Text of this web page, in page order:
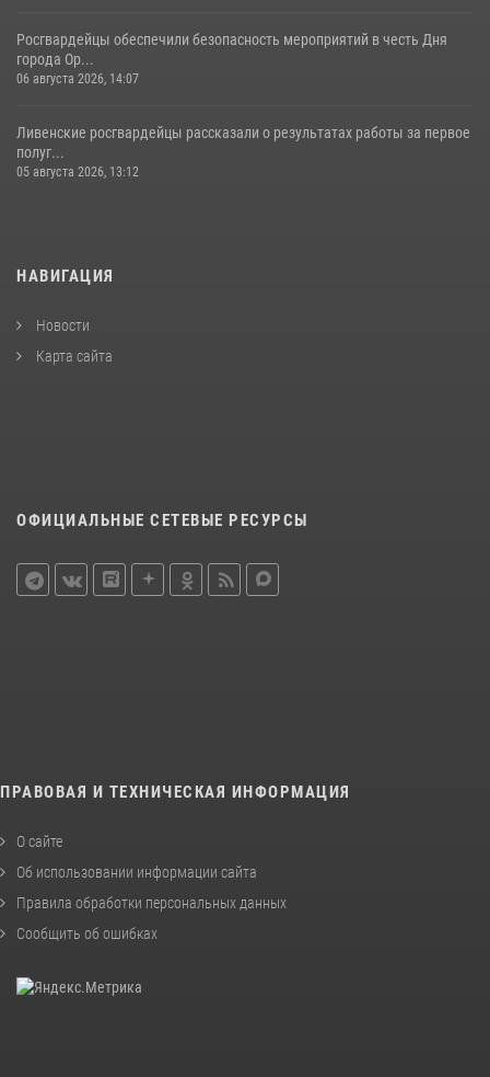
Росгвардейцы обеспечили безопасность мероприятий в честь Дня
города Ор...
06 августа 2026, 14:07
Ливенские росгвардейцы рассказали о результатах работы за первое
полуг...
05 августа 2026, 13:12
НАВИГАЦИЯ
Новости
Карта сайта
ОФИЦИАЛЬНЫЕ СЕТЕВЫЕ РЕСУРСЫ
ПРАВОВАЯ И ТЕХНИЧЕСКАЯ ИНФОРМАЦИЯ
О сайте
Об использовании информации сайта
Правила обработки персональных данных
Сообщить об ошибках